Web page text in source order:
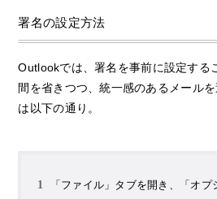
署名の設定方法
Outlookでは、署名を事前に設定する
間を省きつつ、統一感のあるメール
は以下の通り。
「ファイル」タブを開き、「オプ